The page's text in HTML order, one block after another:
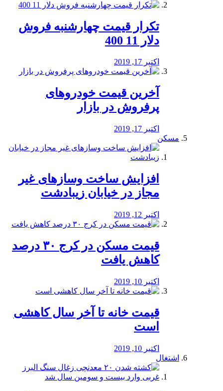
تکرار قیمت چهارشنبه فروش
دلار 11 400
اکتبر 17, 2019
آخرین قیمت خودرو‌های
پرفروش در بازار
اکتبر 17, 2019
مسکن
افزایش ساخت وسازهای غیر
مجاز در خیابان زیبادشت
اکتبر 12, 2019
️قیمت مسکن در کرج ۳۰ درصد
کاهش یافت
اکتبر 10, 2019
قیمت خانه تا آخر سال کاهشی
است
اکتبر 10, 2019
اشتغال